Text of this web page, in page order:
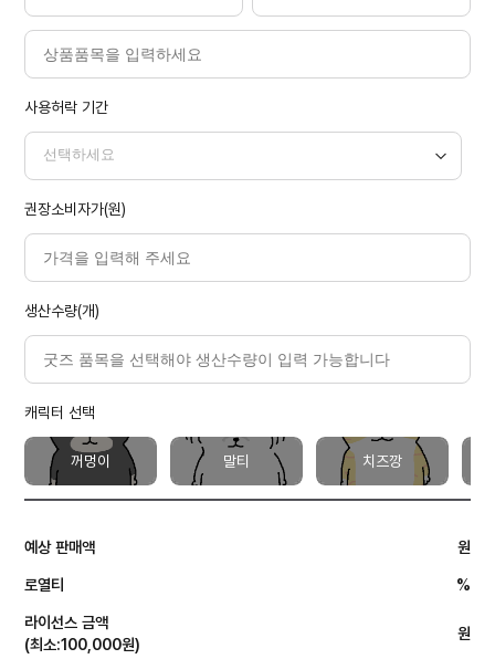
사용허락 기간
권장소비자가(원)
생산수량(개)
캐릭터 선택
꺼멍이 말티 치즈깡
예상 판매액
원
로열티
%
라이선스 금액
(최소:100,000원)
원